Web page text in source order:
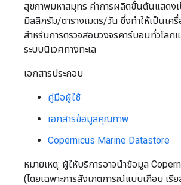
สุขภาพมหาสมุทร ค่าการผลิตขั้นต้นแสดง
มิลลิกรัม/ตารางเมตร/วัน ซึ่งทำให้เป็นเ
สำหรับการตรวจสอบวงจรคาร์บอนทั่วโลก
ระบบนิเวศทางทะเล
เอกสารประกอบ
คู่มือผู้ใช้
เอกสารข้อมูลคุณภาพ
Copernicus Marine Datastore
หมายเหตุ: ผู้ให้บริการอาจนำข้อมูล
(โดยเฉพาะการสังเกตการณ์แบบเกือบ เรี